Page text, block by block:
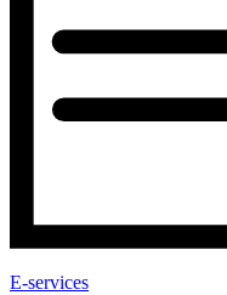
E-services